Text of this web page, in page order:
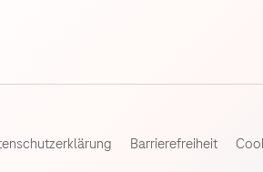
Barrierefreiheit